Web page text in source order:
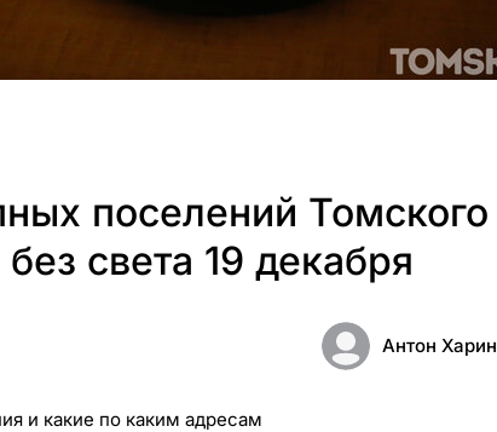
поселений Томского
света 19 декабря
Антон Харин
и какие по каким адресам